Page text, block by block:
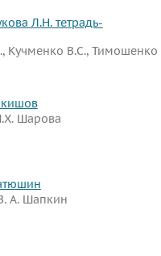
Л.Н. тетрадь-
Кучменко В.С., Тимошенко
Шарова
А. Шапкин